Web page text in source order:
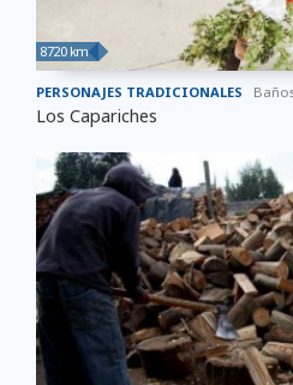
8720 km
PERSONAJES TRADICIONALES
Los Capariches